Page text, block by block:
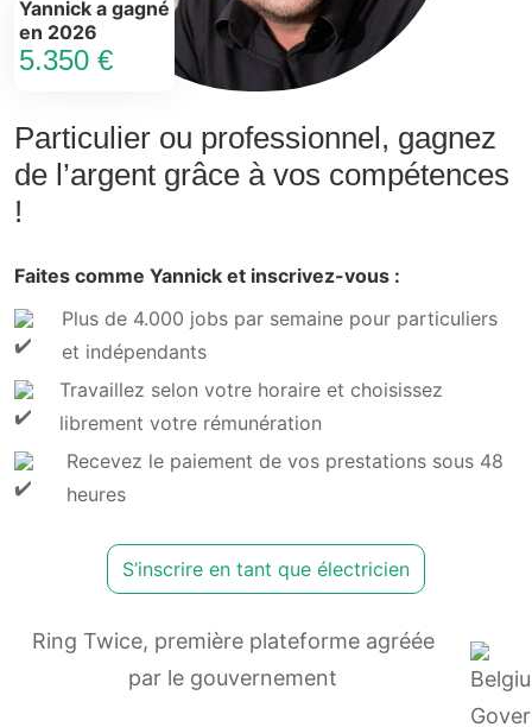
Particulier ou professionnel, gagnez
de l’argent grâce à vos compétences
!
Faites comme Yannick et inscrivez-vous :
Plus de 4.000 jobs par semaine pour particuliers
et indépendants
Travaillez selon votre horaire et choisissez
librement votre rémunération
Recevez le paiement de vos prestations sous 48
heures
S’inscrire en tant que électricien
Yannick a gagné
en 2026
5.350 €
Ring Twice, première plateforme agréée
par le gouvernement